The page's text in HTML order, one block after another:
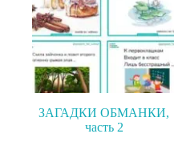
ЗАГАДКИ ОБМАНКИ,
часть 2